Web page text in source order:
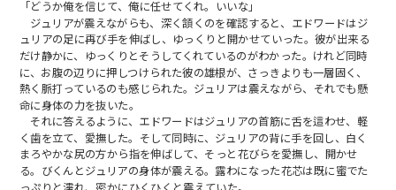
「どうか俺を信じて、俺に任せてくれ。いいな」
ジュリアが震えながらも、深く頷くのを確認すると、エドワードはジ
ュリアの足に再び手を伸ばし、ゆっくりと開かせていった。彼が出来る
だけ静かに、ゆっくりとそうしてくれているのがわかった。けれど同時
に、お腹の辺りに押しつけられた彼の雄根が、さっきよりも一層固く、
熱く脈打っているのも感じられた。ジュリアは震えながら、それでも懸
命に身体の力を抜いた。
それに答えるように、エドワードはジュリアの首筋に舌を這わせ、軽
く歯を立て、愛撫した。そして同時に、ジュリアの背に手を回し、白く
まろやかな尻の方から指を伸ばして、そっと花びらを愛撫し、開かせ
る。びくんとジュリアの身体が震える。露わになった花芯は既に蜜でた
っぷりと濡れ、密かにひくひくと震えていた。